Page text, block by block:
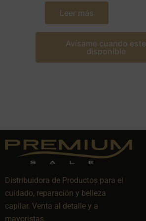
Leer más
Avísame cuando este
disponible
Distribuidora de Productos para el
cuidado, reparación y belleza
capilar. Venta al detalle y a
mayoristas.